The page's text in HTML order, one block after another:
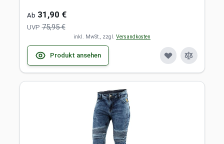
Ab 31,90 €
UVP 75,95 €
inkl. MwSt., zzgl. Versandkosten
Produkt ansehen